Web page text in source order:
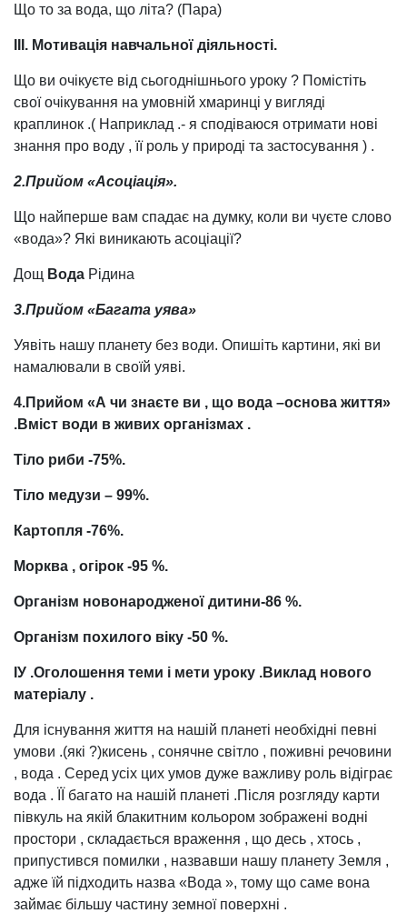
Що то за вода, що літа? (Пара)
ІІІ. Мотивація навчальної діяльності.
Що ви очікуєте від сьогоднішнього уроку ? Помістіть
свої очікування на умовній хмаринці у вигляді
краплинок .( Наприклад .- я сподіваюся отримати нові
знання про воду , її роль у природі та застосування ) .
2.Прийом «Асоціація».
Що найперше вам спадає на думку, коли ви чуєте слово
«вода»? Які виникають асоціації?
Дощ Вода Рідина
3.Прийом «Багата уява»
Уявіть нашу планету без води. Опишіть картини, які ви
намалювали в своїй уяві.
4.Прийом «А чи знаєте ви , що вода –основа життя»
.Вміст води в живих організмах .
Тіло риби -75%.
Тіло медузи – 99%.
Картопля -76%.
Морква , огірок -95 %.
Організм новонародженої дитини-86 %.
Організм похилого віку -50 %.
ІУ .Оголошення теми і мети уроку .Виклад нового
матеріалу .
Для існування життя на нашій планеті необхідні певні
умови .(які ?)кисень , сонячне світло , поживні речовини
, вода . Серед усіх цих умов дуже важливу роль відіграє
вода . ЇЇ багато на нашій планеті .Після розгляду карти
півкуль на якій блакитним кольором зображені водні
простори , складається враження , що десь , хтось ,
припустився помилки , назвавши нашу планету Земля ,
адже їй підходить назва «Вода », тому що саме вона
займає більшу частину земної поверхні .